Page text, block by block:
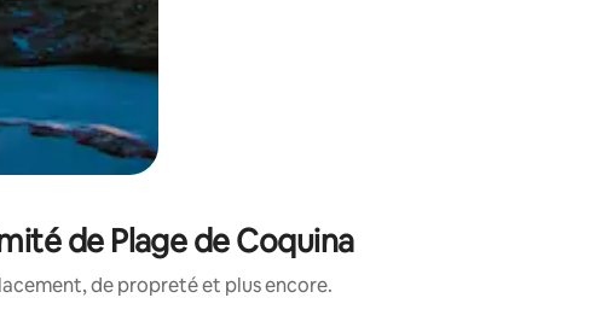
de Plage de Coquina
de propreté et plus encore.